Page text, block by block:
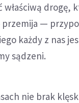
drogę,
przemija —
każdy z nas
sądzeni.
nie brak